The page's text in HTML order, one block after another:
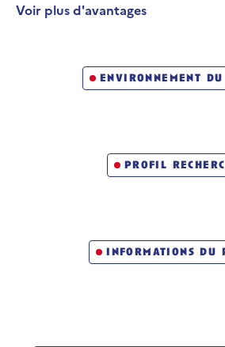
Voir plus d'avantages
Développer la section
Le gradeenvironnement du
profil
informations du